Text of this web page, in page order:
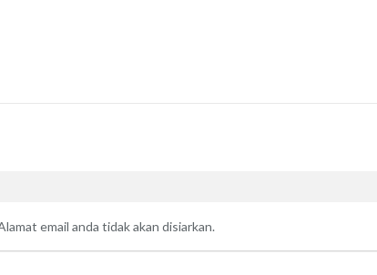
email anda tidak akan disiarkan.